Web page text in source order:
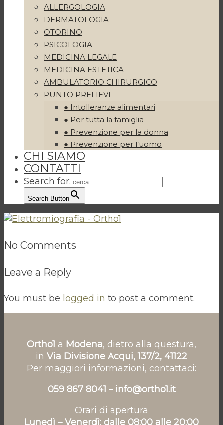
ALLERGOLOGIA
DERMATOLOGIA
OTORINO
PSICOLOGIA
MEDICINA LEGALE
MEDICINA ESTETICA
AMBULATORIO CHIRURGICO
PUNTO PRELIEVI
● Intolleranze alimentari
● Per tutta la famiglia
● Prevenzione per la donna
● Prevenzione per l’uomo
CHI SIAMO
CONTATTI
Search for:
Search Button
No Comments
Leave a Reply
You must be logged in to post a comment.
Ortho1 a Modena, dietro alla questura,
in Via Divisione Acqui, 137/2, 41122
Per maggiori informazioni, contattaci:
059 867 8041 –info@ortho1.it
Orari di apertura
Lunedì – Venerdì: dalle 08:00 alle 20:00